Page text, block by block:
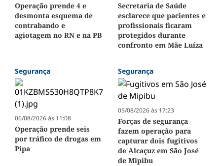
Operação prende 4 e
desmonta esquema de
contrabando e
agiotagem no RN e na PB
Secretaria de Saúde
esclarece que pacientes e
profissionais ficaram
protegidos durante
confronto em Mãe Luíza
Segurança
06/08/2026 às 11:08
Operação prende seis
por tráfico de drogas em
Pipa
Segurança
05/08/2026 às 17:23
Forças de segurança
fazem operação para
capturar dois fugitivos
de Alcaçuz em São José
de Mipibu